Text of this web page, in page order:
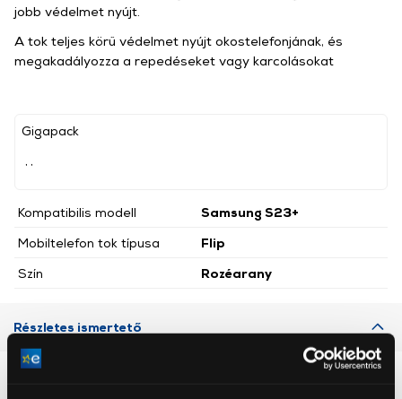
Gigapack
Kompatibilis modell
Samsung S23+
Mobiltelefon tok típusa
Flip
Szín
Rozéarany
jobb védelmet nyújt.
A tok teljes körű védelmet nyújt okostelefonjának, és
megakadályozza a repedéseket vagy karcolásokat
Részletes ismertető